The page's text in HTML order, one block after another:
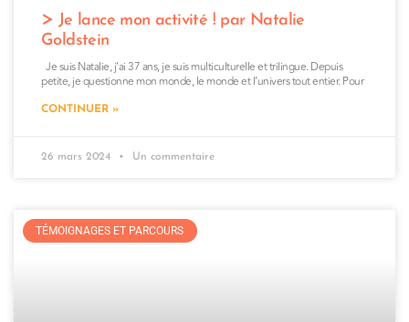
Je lance mon activité ! par Natalie
Goldstein
Je suis Natalie, j’ai 37 ans, je suis multiculturelle et trilingue. Depuis
petite, je questionne mon monde, le monde et l’univers tout entier. Pour
CONTINUER »
26 mars 2024 Un commentaire
TÉMOIGNAGES ET PARCOURS